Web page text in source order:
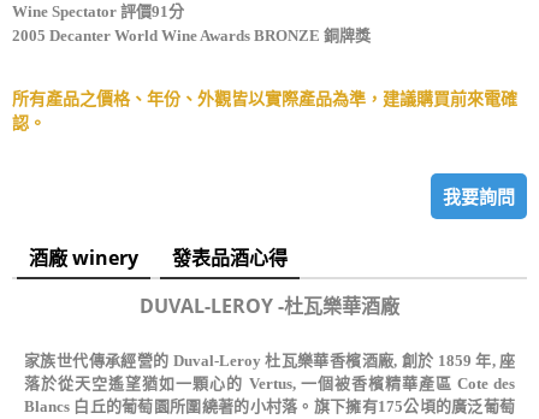
Wine Spectator 評價91分
2005 Decanter World Wine Awards BRONZE 銅牌獎
所有產品之價格、年份、外觀皆以實際產品為準，建議購買前來電確
認。
我要詢問
酒廠 winery
發表品酒心得
DUVAL-LEROY -杜瓦樂華酒廠
家族世代傳承經營的 Duval-Leroy 杜瓦樂華香檳酒廠, 創於 1859 年, 座
落於從天空遙望猶如一顆心的 Vertus, 一個被香檳精華產區 Cote des
Blancs 白丘的葡萄園所圍繞著的小村落。旗下擁有175公頃的廣泛葡萄